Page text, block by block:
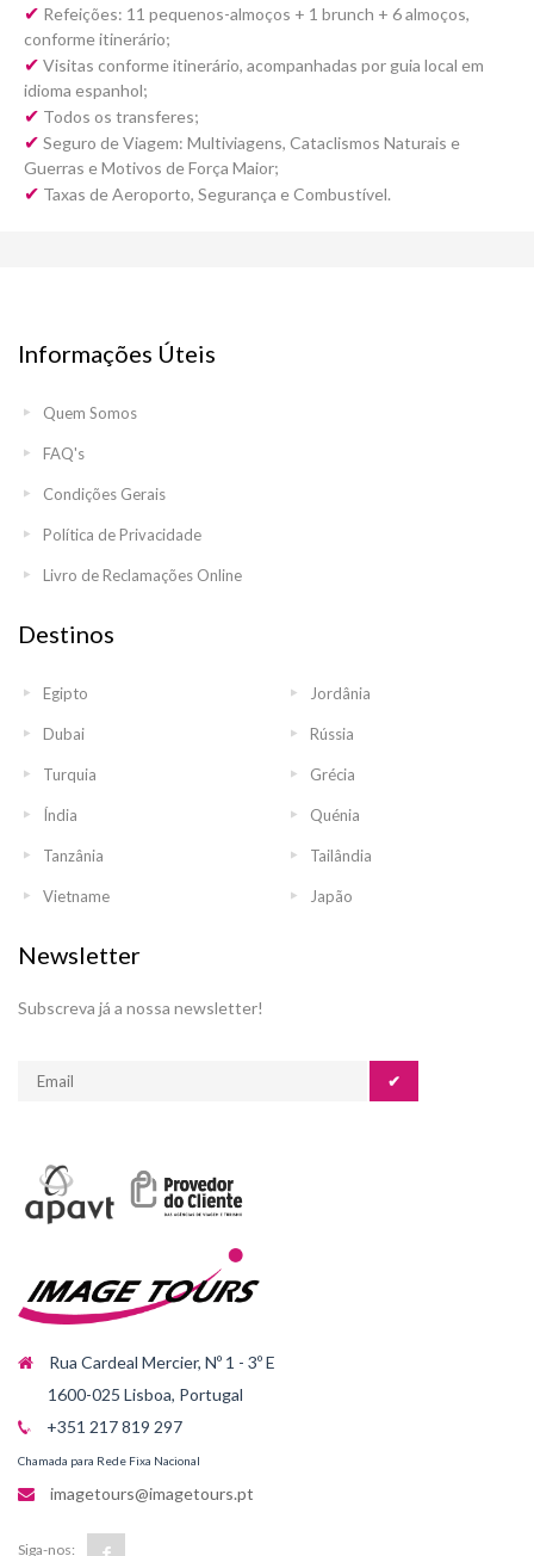
✔ Refeições: 11 pequenos-almoços + 1 brunch + 6 almoços,
conforme itinerário;
✔ Visitas conforme itinerário, acompanhadas por guia local em
idioma espanhol;
✔ Todos os transferes;
✔ Seguro de Viagem: Multiviagens, Cataclismos Naturais e
Guerras e Motivos de Força Maior;
✔ Taxas de Aeroporto, Segurança e Combustível.
Informações Úteis
Quem Somos
FAQ's
Condições Gerais
Política de Privacidade
Livro de Reclamações Online
Destinos
Egipto Jordânia
Dubai Rússia
Turquia Grécia
Índia Quénia
Tanzânia Tailândia
Vietname Japão
Newsletter
Subscreva já a nossa newsletter!
✔
Rua Cardeal Mercier, Nº 1 - 3º E
1600-025 Lisboa, Portugal
+351 217 819 297
Chamada para Rede Fixa Nacional
imagetours@imagetours.pt
Siga-nos: